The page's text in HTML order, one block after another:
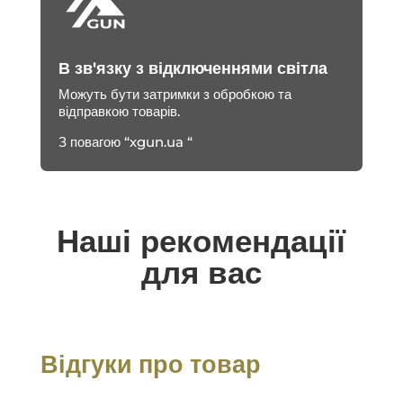
В зв'язку з відключеннями світла
Можуть бути затримки з обробкою та
відправкою товарів.
З повагою “xgun.ua “
Наші рекомендації
для вас
Відгуки про товар